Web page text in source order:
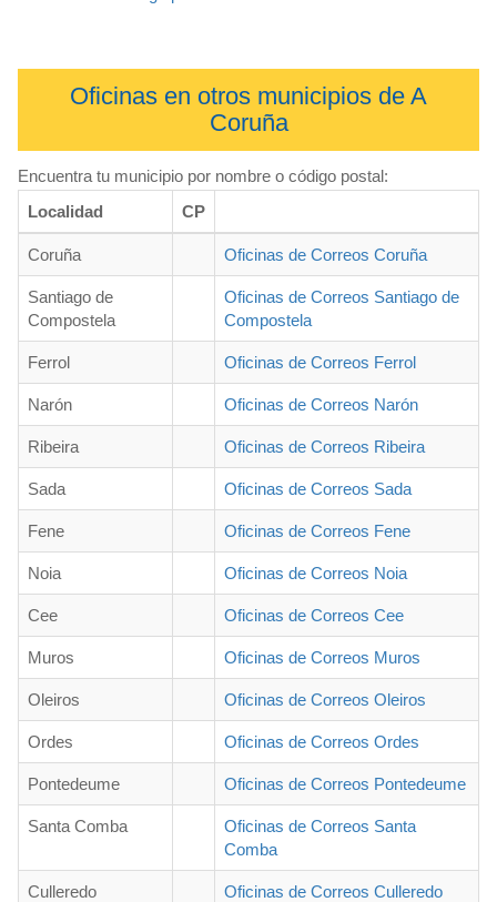
Oficinas en otros municipios de A
Coruña
Encuentra tu municipio por nombre o código postal:
Localidad
CP
Coruña Oficinas de Correos Coruña
Santiago de
Compostela
Oficinas de Correos Santiago de
Compostela
Ferrol Oficinas de Correos Ferrol
Narón Oficinas de Correos Narón
Ribeira Oficinas de Correos Ribeira
Sada Oficinas de Correos Sada
Fene Oficinas de Correos Fene
Noia Oficinas de Correos Noia
Cee Oficinas de Correos Cee
Muros Oficinas de Correos Muros
Oleiros Oficinas de Correos Oleiros
Ordes Oficinas de Correos Ordes
Pontedeume Oficinas de Correos Pontedeume
Santa Comba
Oficinas de Correos Santa
Comba
Culleredo Oficinas de Correos Culleredo